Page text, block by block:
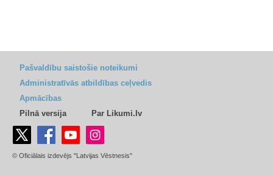
Pašvaldību saistošie noteikumi
Administratīvās atbildības ceļvedis
Apmācības
Pilnā versija
Par Likumi.lv
© Oficiālais izdevējs "Latvijas Vēstnesis"